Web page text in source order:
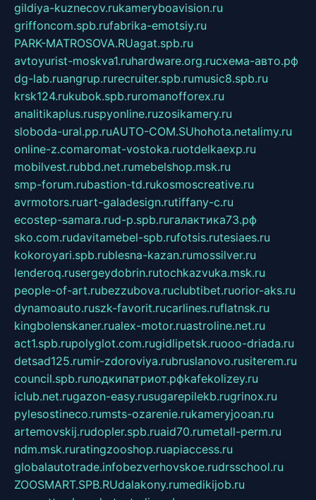
gildiya-kuznecov.rukameryboavision.ru
griffoncom.spb.rufabrika-emotsiy.ru
PARK-MATROSOVA.RUagat.spb.ru
avtoyurist-moskva1.ruhardware.org.ruсхема-авто.рф
dg-lab.ruangrup.rurecruiter.spb.rumusic8.spb.ru
krsk124.rukubok.spb.ruromanofforex.ru
analitikaplus.ruspyonline.ruzosikamery.ru
sloboda-ural.pp.ruAUTO-COM.SUhohota.netalimy.ru
online-z.comaromat-vostoka.ruotdelkaexp.ru
mobilvest.rubbd.net.rumebelshop.msk.ru
smp-forum.rubastion-td.rukosmoscreative.ru
avrmotors.ruart-galadesign.rutiffany-c.ru
ecostep-samara.rud-p.spb.ruгалактика73.рф
sko.com.rudavitamebel-spb.rufotsis.rutesiaes.ru
kokoroyari.spb.rublesna-kazan.rumossilver.ru
lenderoq.rusergeydobrin.rutochkazvuka.msk.ru
people-of-art.rubezzubova.ruclubtibet.ruorior-aks.ru
dynamoauto.ruszk-favorit.rucarlines.ruflatnsk.ru
kingbolenskaner.rualex-motor.ruastroline.net.ru
act1.spb.rupolyglot.com.rugidlipetsk.ruooo-driada.ru
detsad125.rumir-zdoroviya.rubruslanovo.rusiterem.ru
council.spb.ruлодкипатриот.рфkafekolizey.ru
iclub.net.rugazon-easy.rusugarepilekb.rugrinox.ru
pylesostineco.rumsts-ozarenie.rukameryjooan.ru
artemovskij.rudopler.spb.ruaid70.rumetall-perm.ru
ndm.msk.ruratingzooshop.ruapiaccess.ru
globalautotrade.infobezverhovskoe.rudrsschool.ru
ZOOSMART.SPB.RUdalakony.rumedikijob.ru